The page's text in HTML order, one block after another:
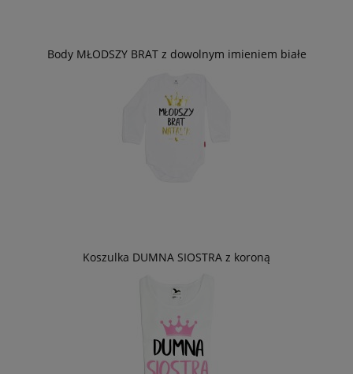
Body MŁODSZY BRAT z dowolnym imieniem białe
Koszulka DUMNA SIOSTRA z koroną